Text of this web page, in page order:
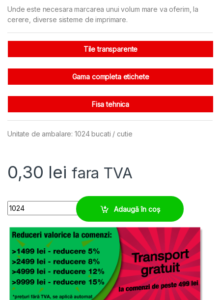
Unde este necesara marcarea unui volum mare va oferim, la
cerere, diverse sisteme de imprimare.
Tile transparente
Gama completa etichete
Fisa tehnica
Unitate de ambalare: 1024 bucati / cutie
0,30 lei fara TVA
Eticheta alba 4 x 10 mm pentru tile transparente quantity
Adaugă în coș